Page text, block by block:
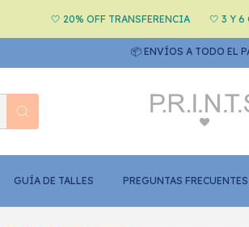
🤍 20% OFF TRANSFERENCIA 🤍 3 Y 6 CUOTAS
📦 ENVÍOS A TODO EL
GUÍA DE TALLES PREGUNTAS FRECUENTES